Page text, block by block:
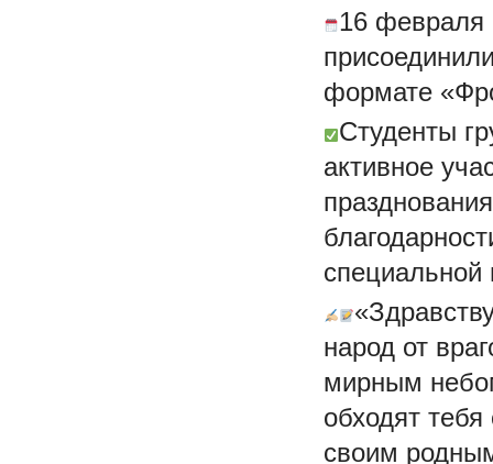
16 февраля
формате
Студенты
активное
специальной
народ от
мирным
обходят
своим